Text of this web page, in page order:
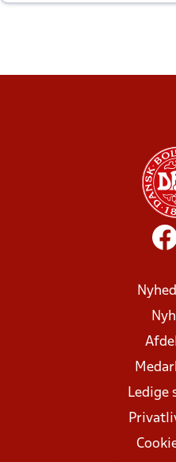
altid til efter kampe?
Ledige